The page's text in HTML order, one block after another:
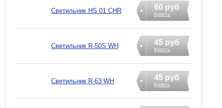
Светильник HS 01 CHR 60 руб
Купить
Светильник R-50S WH 45 руб
Купить
Светильник R-63 WH 45 руб
Купить